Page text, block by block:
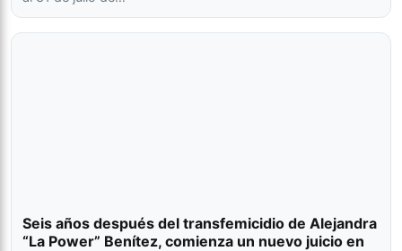
Seis años después del transfemicidio de Alejandra
“La Power” Benítez, comienza un nuevo juicio en